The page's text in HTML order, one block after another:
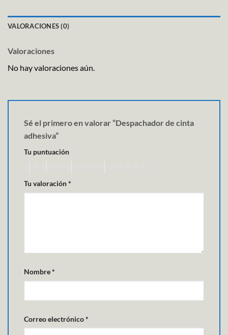
VALORACIONES (0)
Valoraciones
No hay valoraciones aún.
Sé el primero en valorar “Despachador de cinta
adhesiva”
Tu puntuación
Tu valoración*
Nombre*
Correo electrónico*